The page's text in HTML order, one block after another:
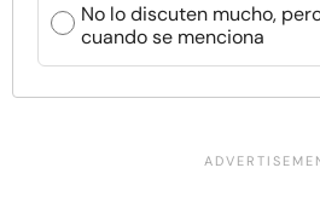
No lo discuten mucho,
cuando se menciona